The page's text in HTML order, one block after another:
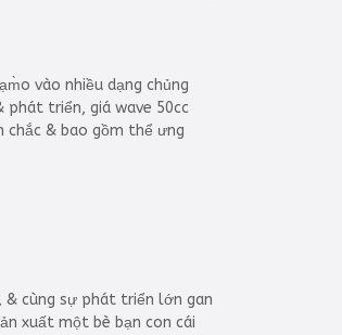
vào nhiều dạng chủng
phát triển, giá wave 50cc
chắc & bao gồm thể ưng
& cùng sự phát triển lớn gan
xuất một bè bạn con cái